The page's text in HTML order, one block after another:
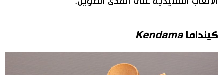
كينداماKendama